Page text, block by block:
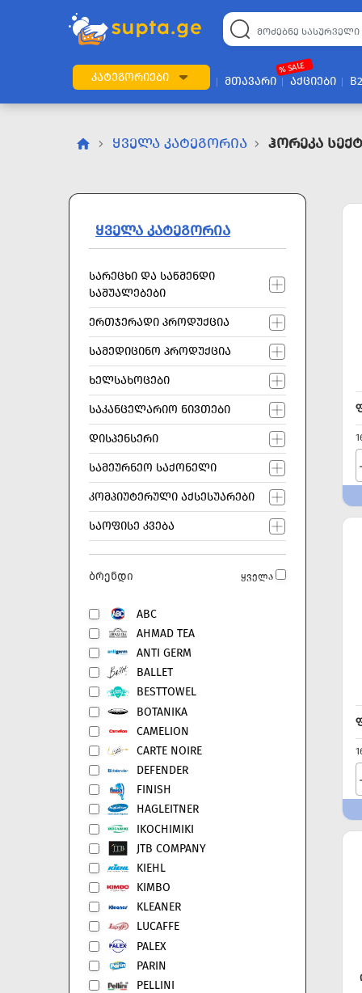
ᲙᲐᲢᲔᲒᲝᲠᲘᲔᲑᲘ ᲛᲗᲐᲕᲐᲠᲘ ᲐᲥᲪᲘᲔᲑᲘ
% SALE
ᲧᲕᲔᲚᲐ ᲙᲐᲢᲔᲒᲝᲠᲘᲐ Ჰორეკა
ᲧᲕᲔᲚᲐ ᲙᲐᲢᲔᲒᲝᲠᲘᲐ
ᲡᲐᲠᲔᲪᲮᲘ ᲓᲐ ᲡᲐᲬᲛᲔᲜᲓᲘ
ᲡᲐᲨᲣᲐᲚᲔᲑᲔᲑᲘ
ᲔᲠᲗᲯᲔᲠᲐᲓᲘ ᲞᲠᲝᲓᲣᲥᲪᲘᲐ
ᲡᲐᲛᲔᲓᲘᲪᲘᲜᲝ ᲞᲠᲝᲓᲣᲥᲪᲘᲐ
ᲮᲔᲚᲡᲐᲮᲝᲪᲔᲑᲘ
ᲡᲐᲙᲐᲜᲪᲔᲚᲐᲠᲘᲝ ᲜᲘᲕᲗᲔᲑᲘ
ᲓᲘᲡᲞᲔᲜᲡᲔᲠᲘ
ᲡᲐᲛᲔᲣᲠᲜᲔᲝ ᲡᲐᲥᲝᲜᲔᲚᲘ
ᲙᲝᲛᲞᲘᲣᲢᲔᲠᲣᲚᲘ ᲐᲥᲡᲔᲡᲣᲐᲠᲔᲑᲘ
ᲡᲐᲝᲤᲘᲡᲔ ᲙᲕᲔᲑᲐ
ბრენდი ყველა
ABC
AHMAD TEA
ANTI GERM
BALLET
BESTTOWEL
BOTANIKA
CAMELION
CARTE NOIRE
DEFENDER
FINISH
HAGLEITNER
IKOCHIMIKI
JTB COMPANY
KIEHL
KIMBO
KLEANER
LUCAFFE
PALEX
PARIN
PELLINI